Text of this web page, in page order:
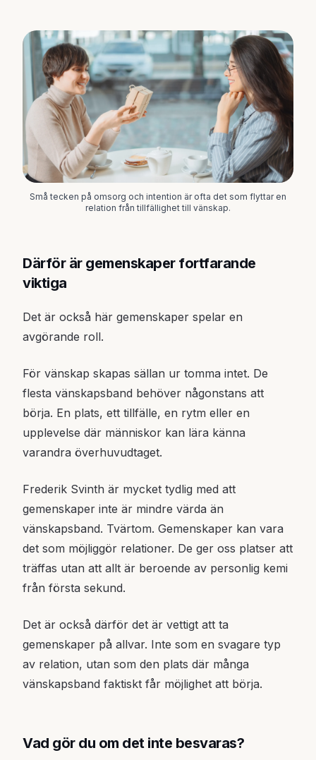
Små tecken på omsorg och intention är ofta det som flyttar en
relation från tillfällighet till vänskap.
Därför är gemenskaper fortfarande
viktiga
Det är också här gemenskaper spelar en
avgörande roll.
För vänskap skapas sällan ur tomma intet. De
flesta vänskapsband behöver någonstans att
börja. En plats, ett tillfälle, en rytm eller en
upplevelse där människor kan lära känna
varandra överhuvudtaget.
Frederik Svinth är mycket tydlig med att
gemenskaper inte är mindre värda än
vänskapsband. Tvärtom. Gemenskaper kan vara
det som möjliggör relationer. De ger oss platser att
träffas utan att allt är beroende av personlig kemi
från första sekund.
Det är också därför det är vettigt att ta
gemenskaper på allvar. Inte som en svagare typ
av relation, utan som den plats där många
vänskapsband faktiskt får möjlighet att börja.
Vad gör du om det inte besvaras?